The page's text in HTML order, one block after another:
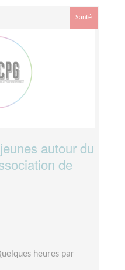
Santé
autour du
de
heures par